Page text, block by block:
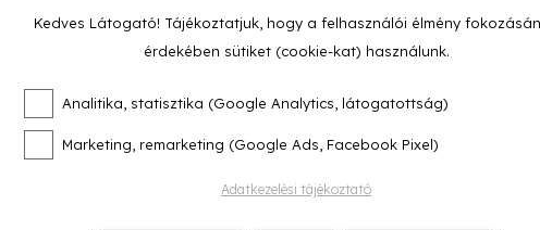
Kedves Látogató! Tájékoztatjuk, hogy a felhasználói élmény
érdekében sütiket (cookie-kat) használunk.
Analitika, statisztika (Google Analytics, látogatottság)
Marketing, remarketing (Google Ads, Facebook Pixel)
Adatkezelési tájékoztató